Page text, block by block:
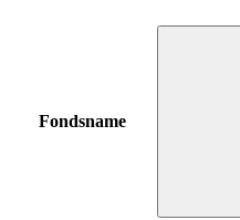
Fondsname